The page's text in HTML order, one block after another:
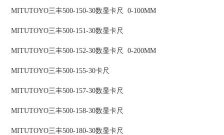
MITUTOYO三丰500-150-30数显卡尺 0-100MM
MITUTOYO三丰500-151-30数显卡尺
MITUTOYO三丰500-152-30数显卡尺 0-200MM
MITUTOYO三丰500-155-30卡尺
MITUTOYO三丰500-157-30数显卡尺
MITUTOYO三丰500-158-30数显卡尺
MITUTOYO三丰500-180-30数显卡尺